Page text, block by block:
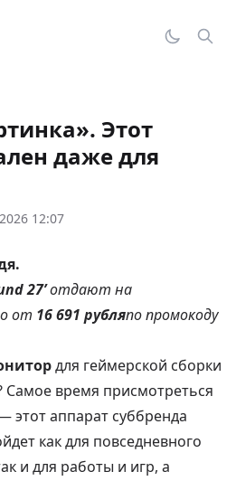
Этот
даже для
12:07
27’отдают на
от 16 691 рубляпо промокоду
для геймерской сборки
Самое время присмотреться
этот аппарат суббренда
как для повседневного
и для работы и игр, а